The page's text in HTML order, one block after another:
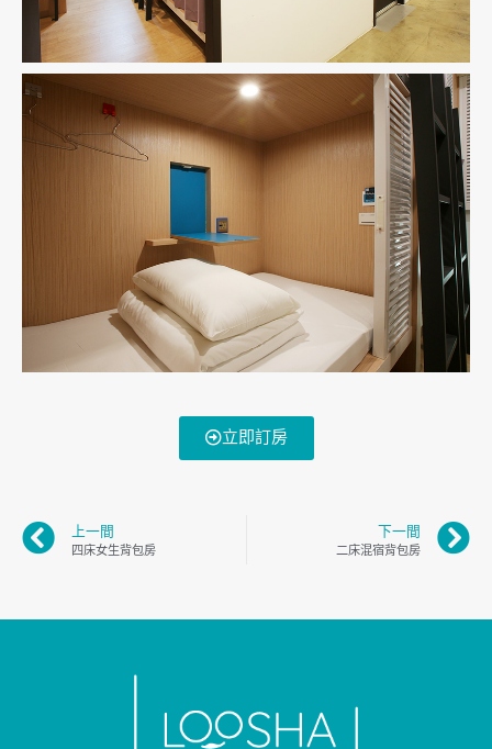
立即訂房
上一間
四床女生背包房
下一間
二床混宿背包房